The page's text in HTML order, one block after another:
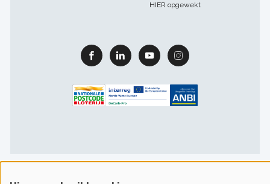
HIER opgewekt
Facebook Linkedin Youtube Instagram